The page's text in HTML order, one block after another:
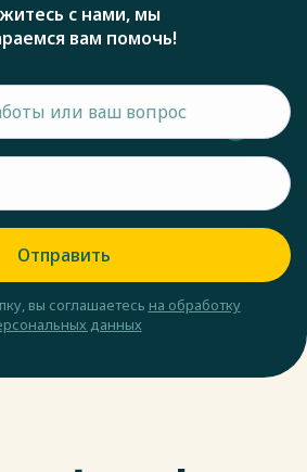
с нами, мы
вам помочь!
Отправить
вы соглашаетесь на обработку
данных